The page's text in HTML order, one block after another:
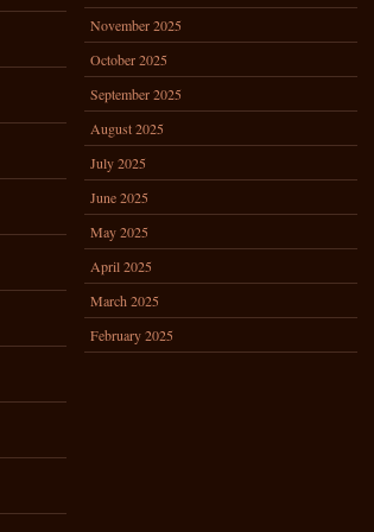
November 2025
October 2025
September 2025
August 2025
July 2025
June 2025
May 2025
April 2025
March 2025
February 2025